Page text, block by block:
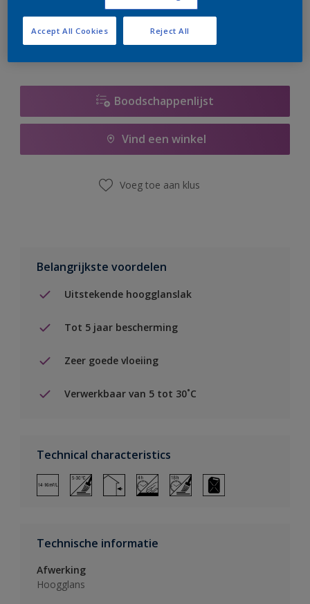
er hard aan om de voorraad aan te vullen.
Boodschappenlijst
Vind een winkel
Voeg toe aan klus
Belangrijkste voordelen
Uitstekende hoogglanslak
Tot 5 jaar bescherming
Zeer goede vloeiing
Verwerkbaar van 5 tot 30˚C
Technical characteristics
Technische informatie
Afwerking
Hoogglans
Reject All
Accept All Cookies